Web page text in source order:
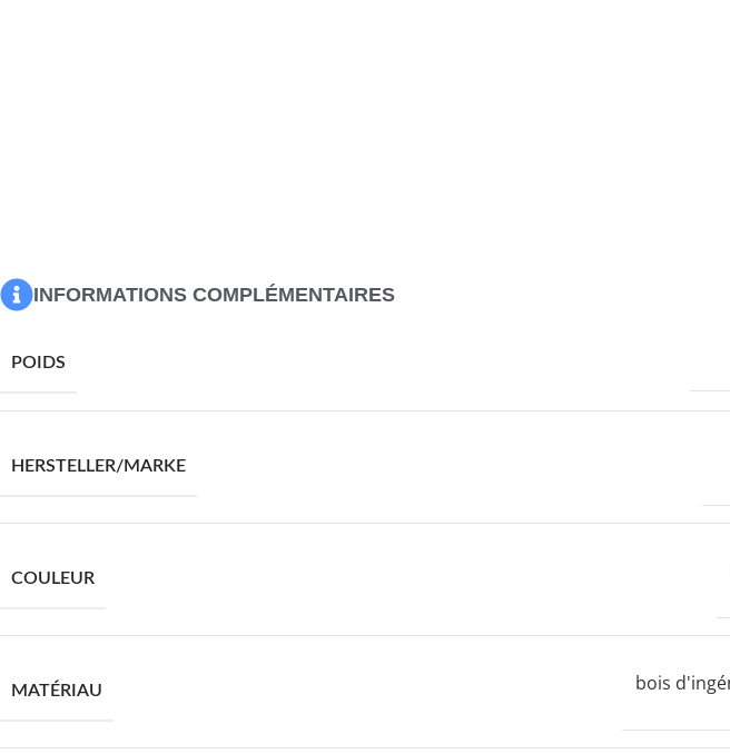
INFORMATIONS COMPLÉMENTAIRES
POIDS
HERSTELLER/MARKE
COULEUR
MATÉRIAU bois